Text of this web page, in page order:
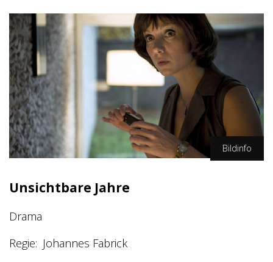
Bildinfo
Unsichtbare Jahre
Drama
Regie
Johannes Fabrick